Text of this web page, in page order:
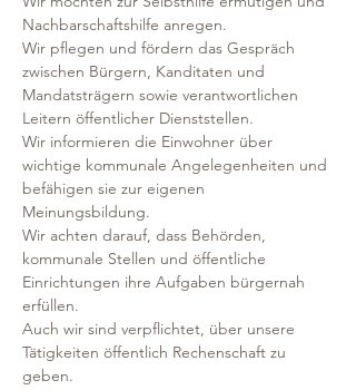
Nachbarschaftshilfe anregen.
Wir pflegen und fördern das Gespräch
zwischen Bürgern, Kanditaten und
Mandatsträgern sowie verantwortlichen
Leitern öffentlicher Dienststellen.
Wir informieren die Einwohner über
wichtige kommunale Angelegenheiten und
befähigen sie zur eigenen
Meinungsbildung.
Wir achten darauf, dass Behörden,
kommunale Stellen und öffentliche
Einrichtungen ihre Aufgaben bürgernah
erfüllen.
Auch wir sind verpflichtet, über unsere
Tätigkeiten öffentlich Rechenschaft zu
geben.